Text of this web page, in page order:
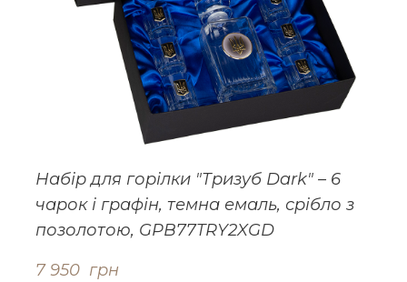
Набір для горілки "Тризуб Dark" – 6
чарок і графін, темна емаль, срібло з
позолотою, GPB77TRY2XGD
7 950  грн